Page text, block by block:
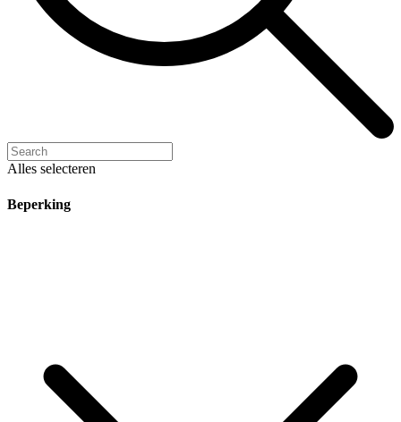
Alles selecteren
Beperking